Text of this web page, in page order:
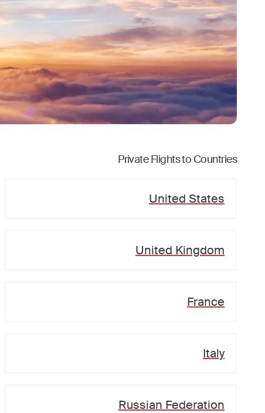
Private Flights to Countries
United States
United Kingdom
France
Italy
Russian Federation